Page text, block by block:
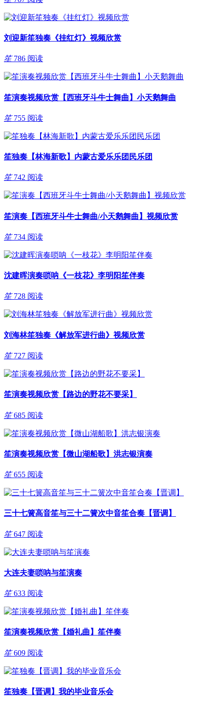
刘迎新笙独奏《挂红灯》视频欣赏
笙 786 阅读
笙演奏视频欣赏【西班牙斗牛士舞曲】小天鹅舞曲
笙 755 阅读
笙独奏【林海新歌】内蒙古爱乐乐团民乐团
笙 742 阅读
笙演奏【西班牙斗牛士舞曲/小天鹅舞曲】视频欣赏
笙 734 阅读
沈建晖演奏唢呐《一枝花》李明阳笙伴奏
笙 728 阅读
刘海林笙独奏《解放军进行曲》视频欣赏
笙 727 阅读
笙演奏视频欣赏【路边的野花不要采】
笙 685 阅读
笙演奏视频欣赏【微山湖船歌】洪志银演奏
笙 655 阅读
三十七簧高音笙与三十二簧次中音笙合奏【晋调】
笙 647 阅读
大连夫妻唢呐与笙演奏
笙 633 阅读
笙演奏视频欣赏【婚礼曲】笙伴奏
笙 609 阅读
笙独奏【晋调】我的毕业音乐会